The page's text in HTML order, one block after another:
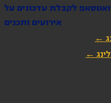
לקבלת עדכונים על
אירועים ותכנים
←
←